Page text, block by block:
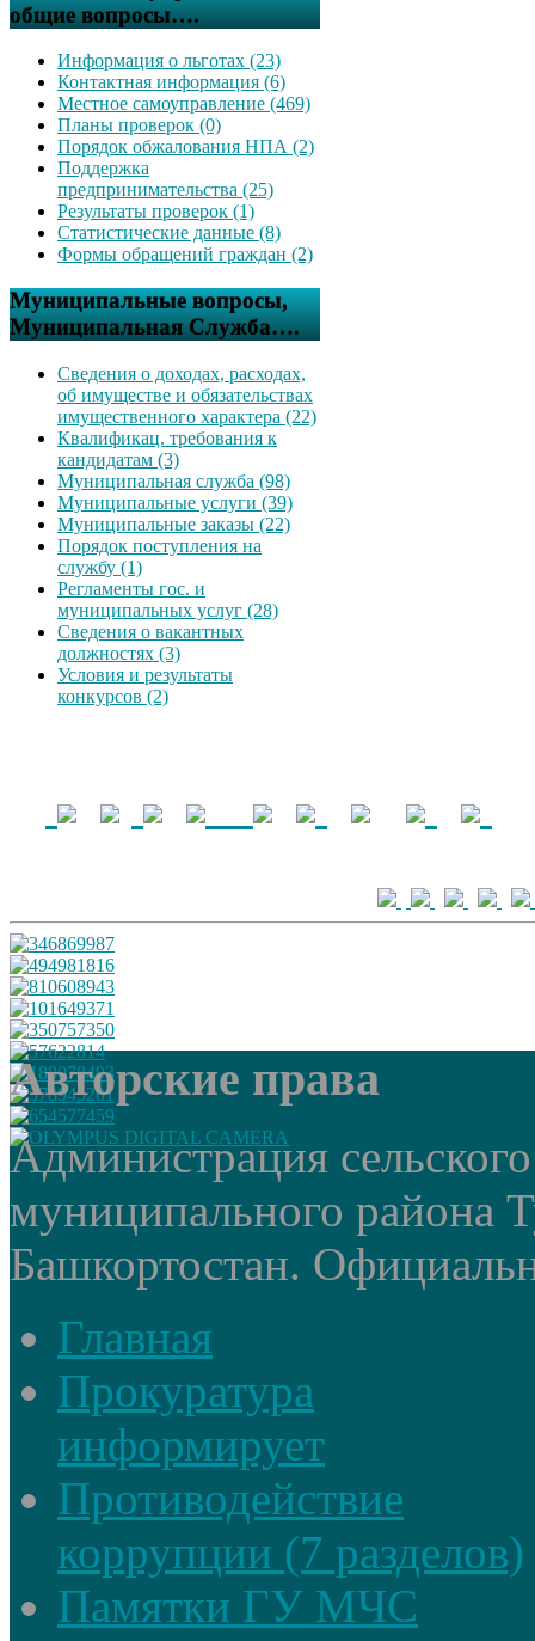
общие вопросы….
Информация о льготах (23)
Контактная информация (6)
Местное самоуправление (469)
Планы проверок (0)
Порядок обжалования НПА (2)
Поддержка
предпринимательства (25)
Результаты проверок (1)
Статистические данные (8)
Формы обращений граждан (2)
Муниципальные вопросы,
Муниципальная Служба….
Сведения о доходах, расходах,
об имуществе и обязательствах
имущественного характера (22)
Квалификац. требования к
кандидатам (3)
Муниципальная служба (98)
Муниципальные услуги (39)
Муниципальные заказы (22)
Порядок поступления на
службу (1)
Регламенты гос. и
муниципальных услуг (28)
Сведения о вакантных
должностях (3)
Условия и результаты
конкурсов (2)
Авторские права
Администрация
муниципального района
Башкортостан.
Главная
Прокуратура
информирует
Противодействие
коррупции (7 разделов)
Памятки ГУ МЧС